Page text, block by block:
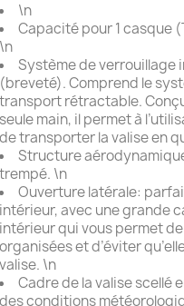
\n
Capacité pour 1 casque
\n
Système de verrouillage
(breveté). Comprend le
transport rétractable.
seule main, il permet à
de transporter la valise en
Structure
trempé. \n
Ouverture latérale:
intérieur, avec une grande
intérieur qui vous permet
organisées et d’éviter
valise. \n
Cadre de la valise scellé
des conditions